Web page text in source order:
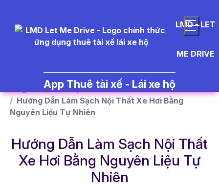
LMD - LET
ME DRIVE
App Thuê tài xế - Lái xe hộ
Trang chủ
Dịch vụ
Hướng Dẫn Làm Sạch Nội Thất Xe Hơi Bằng
Nguyên Liệu Tự Nhiên
Hướng Dẫn Làm Sạch Nội Thất
Xe Hơi Bằng Nguyên Liệu Tự
Nhiên